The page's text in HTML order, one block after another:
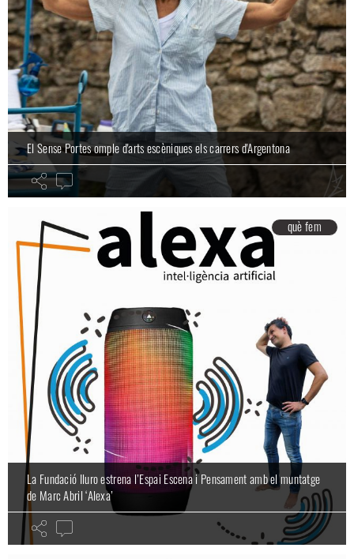
El Sense Portes omple d'arts escèniques els carrers d'Argentona
què fem
La Fundació Iluro estrena l’Espai Escena i Pensament amb el muntatge
de Marc Abril ‘Alexa’